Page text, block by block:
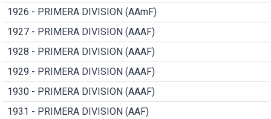
1926 - PRIMERA DIVISION (AAmF)
1927 - PRIMERA DIVISION (AAAF)
1928 - PRIMERA DIVISION (AAAF)
1929 - PRIMERA DIVISION (AAAF)
1930 - PRIMERA DIVISION (AAAF)
1931 - PRIMERA DIVISION (AAF)